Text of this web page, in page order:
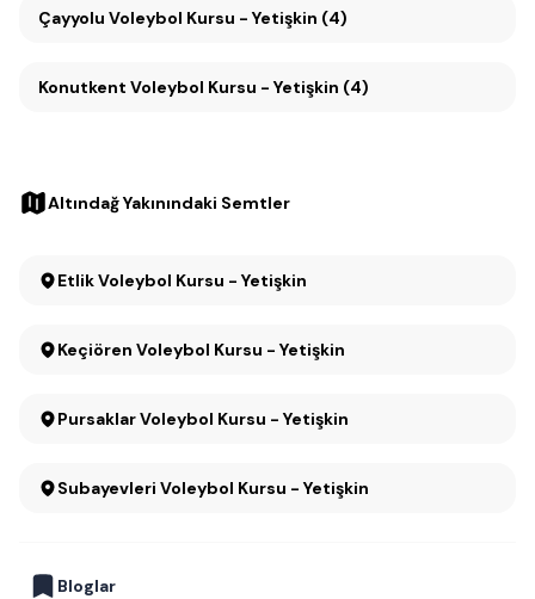
Çayyolu Voleybol Kursu - Yetişkin (4)
Konutkent Voleybol Kursu - Yetişkin (4)
Altındağ Yakınındaki Semtler
Etlik Voleybol Kursu - Yetişkin
Keçiören Voleybol Kursu - Yetişkin
Pursaklar Voleybol Kursu - Yetişkin
Subayevleri Voleybol Kursu - Yetişkin
Bloglar